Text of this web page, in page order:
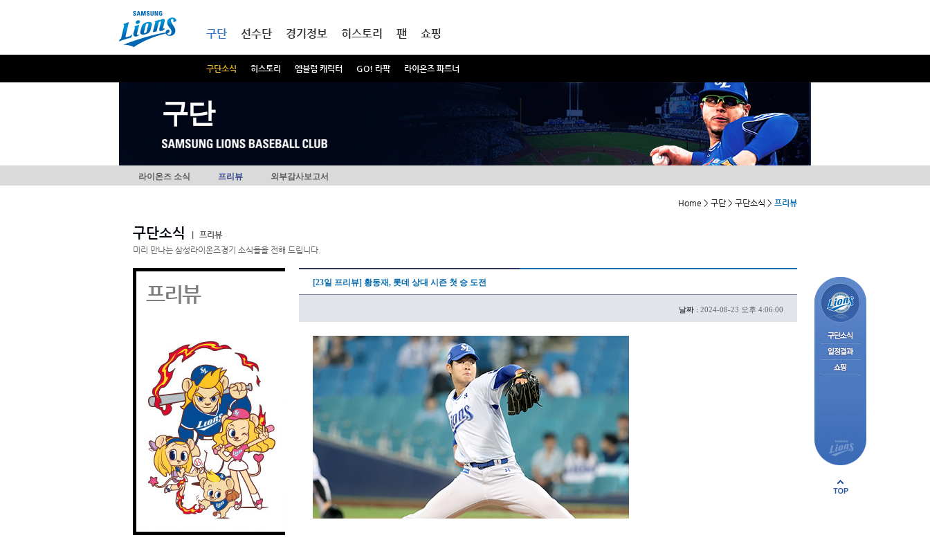
구단
구단소식 히스토리 엠블럼 캐릭터 GO! 라팍 라이온즈 파트너
선수단 경기정보 히스토리 팬 쇼핑
구단
라이온즈 소식 프리뷰 외부감사보고서
Home > 구단 > 구단소식 > 프리뷰
구단소식
프리뷰
미리 만나는 삼성라이온즈경기 소식들을 전해 드립니다.
프리뷰 [23일 프리뷰] 황동재, 롯데 상대 시즌 첫 승 도전
날짜 : 2024-08-23 오후 4:06:00